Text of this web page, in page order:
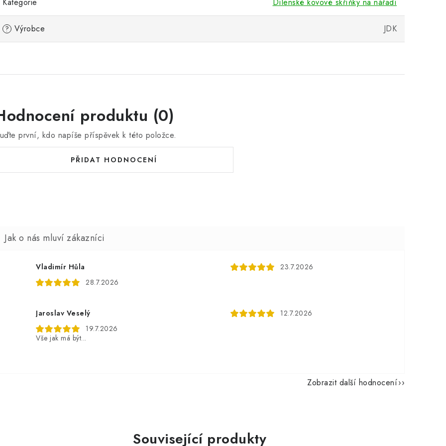
? Výrobce JDK
produktu (0)
první, kdo napíše příspěvek k této položce.
PŘIDAT HODNOCENÍ
Vladimír Hůla
28.7.2026
23.7.2026
Jaroslav Veselý
19.7.2026
Vše jak má být...
12.7.2026
Zobrazit další hodnocení
Související produkty